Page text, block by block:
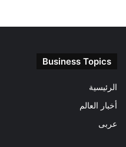
Business Topics
الرئيسية
أخبار العالم
عربى